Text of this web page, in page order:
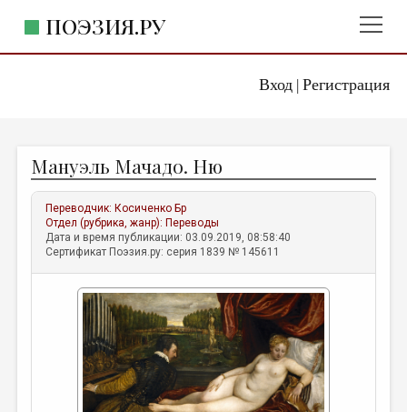
Вход| Регистрация
ПОЭЗИЯ.РУ
ЖАНРЫ
АВТОРЫ
КОММЕНТАРИИ
ЛИТСАЛОН
ПРАВИЛА САЙТА
ОТДЕЛЫ И РУБРИКИ
ИЗБРАННОЕ
Мануэль Мачадо. Ню
Переводчик: Косиченко Бр
Отдел (рубрика, жанр): Переводы
Дата и время публикации: 03.09.2019, 08:58:40
Сертификат Поэзия.ру: серия 1839 № 145611